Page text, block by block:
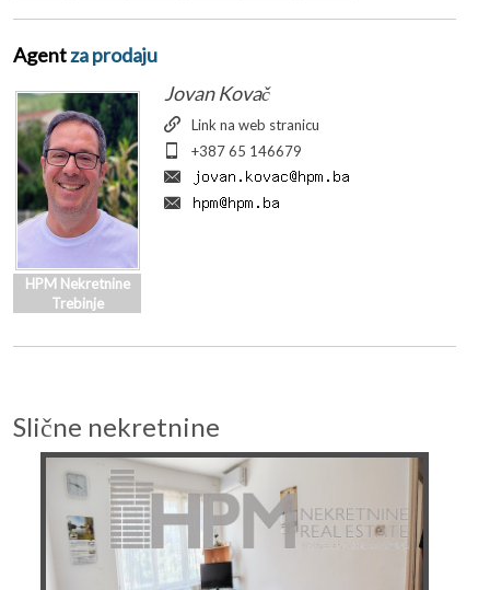
Agentza prodaju
HPM Nekretnine
Trebinje
Jovan Kovač
Link na web stranicu
+387 65 146679
Slične nekretnine